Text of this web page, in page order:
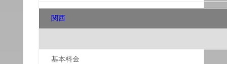
関西
基本料金